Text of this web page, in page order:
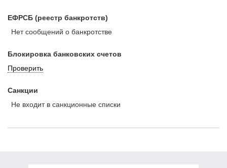
ЕФРСБ (реестр банкротств)
Нет сообщений о банкротстве
Блокировка банковских счетов
Проверить
Санкции
Не входит в санкционные списки